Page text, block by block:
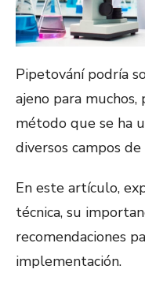
Pipetování podría
ajeno para
método que se ha
diversos campos
En este artículo,
técnica, su
recomendaciones
implementación.